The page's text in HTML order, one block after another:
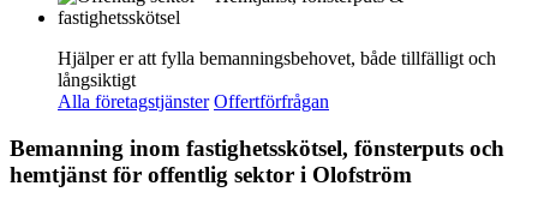
Hjälper er att fylla bemanningsbehovet, både tillfälligt och
långsiktigt
Alla företagstjänster Offertförfrågan
Bemanning inom fastighetsskötsel, fönsterputs och
hemtjänst för offentlig sektor i Olofström